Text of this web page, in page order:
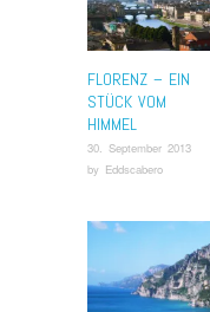
FLORENZ – EIN
STÜCK VOM
HIMMEL
30. September 2013
by Eddscabero